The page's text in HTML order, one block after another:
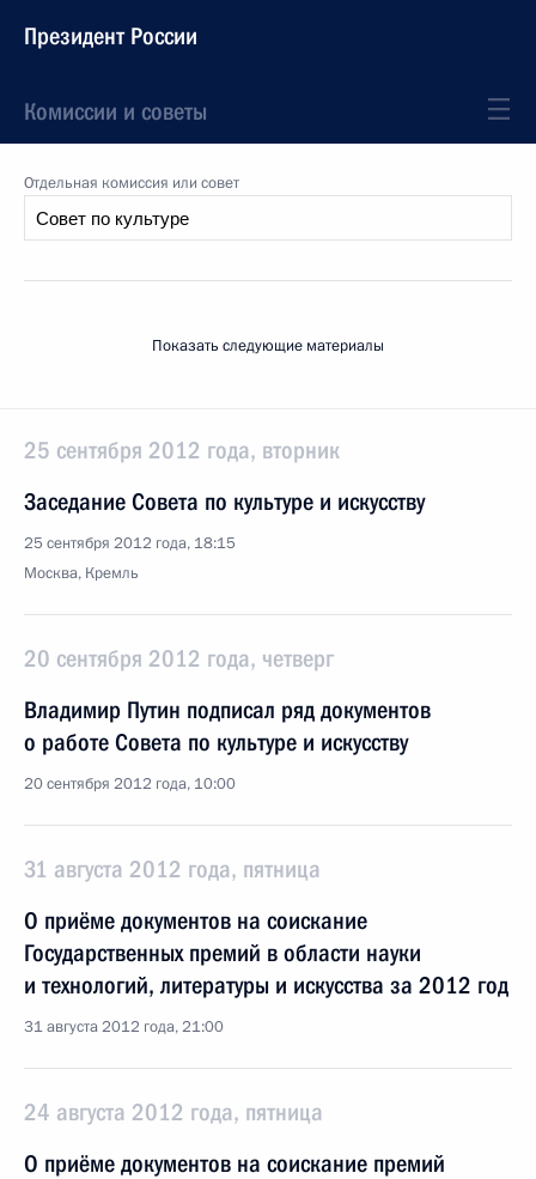
Президент России
Комиссии и советы
Отдельная комиссия или совет
Показать следующие материалы
25 сентября 2012 года, вторник
Заседание Совета по культуре и искусству
25 сентября 2012 года, 18:15
Москва, Кремль
20 сентября 2012 года, четверг
Владимир Путин подписал ряд документов
о работе Совета по культуре и искусству
20 сентября 2012 года, 10:00
31 августа 2012 года, пятница
О приёме документов на соискание
Государственных премий в области науки
и технологий, литературы и искусства за 2012 год
31 августа 2012 года, 21:00
24 августа 2012 года, пятница
О приёме документов на соискание премий